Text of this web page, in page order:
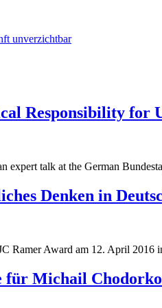
unverzichtbar
Responsibility for
expert talk at the German
Denken in
Ramer Award am 12. April 2016
für Michail